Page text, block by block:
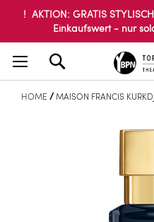
! AKTION: GRATIS
Einkaufswert - nur
HOME MAISON FRANCIS